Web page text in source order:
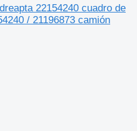
22154240 cuadro de
/ 21196873 camión